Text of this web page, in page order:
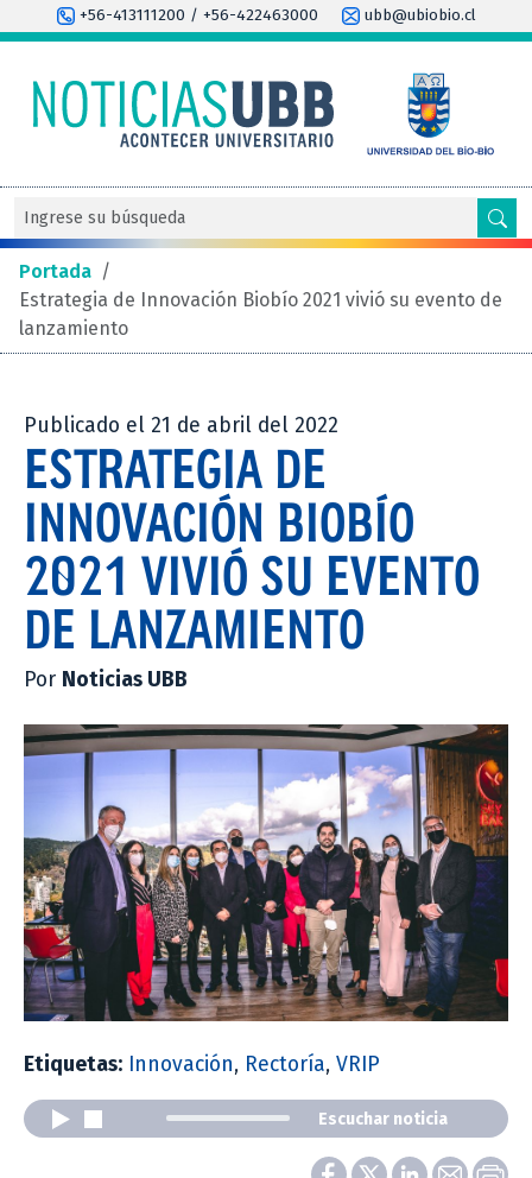
+56-413111200 / +56-422463000 ubb@ubiobio.cl
Portada /
Estrategia de Innovación Biobío 2021 vivió su evento de
lanzamiento
Publicado el 21 de abril del 2022
ESTRATEGIA DE
INNOVACIÓN BIOBÍO
2021 VIVIÓ SU EVENTO
DE LANZAMIENTO
Por Noticias UBB
Etiquetas: Innovación, Rectoría, VRIP
Escuchar noticia